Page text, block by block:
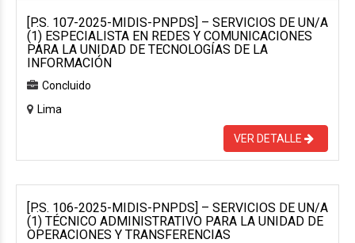
[P.S. 107-2025-MIDIS-PNPDS] – SERVICIOS DE UN/A
(1) ESPECIALISTA EN REDES Y COMUNICACIONES
PARA LA UNIDAD DE TECNOLOGÍAS DE LA
INFORMACIÓN
Concluido
Lima
VER DETALLE
[P.S. 106-2025-MIDIS-PNPDS] – SERVICIOS DE UN/A
(1) TÉCNICO ADMINISTRATIVO PARA LA UNIDAD DE
OPERACIONES Y TRANSFERENCIAS